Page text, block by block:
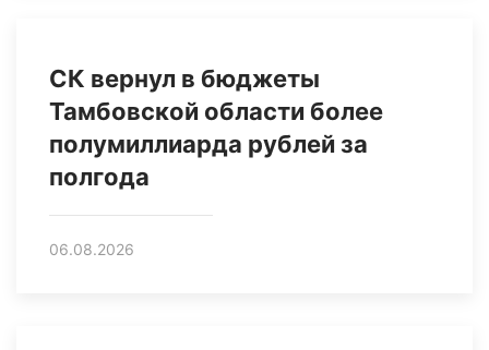
СК вернул в бюджеты
Тамбовской области более
полумиллиарда рублей за
полгода
06.08.2026